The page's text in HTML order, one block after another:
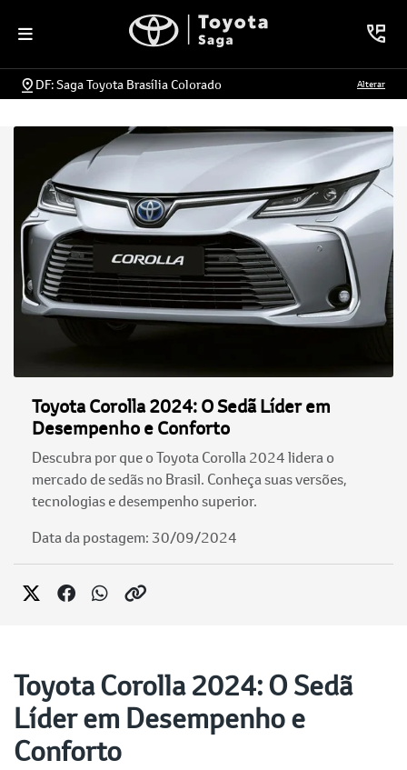
DF: Saga Toyota Brasília Colorado Alterar
Toyota Corolla 2024: O Sedã Líder em
Desempenho e Conforto
Descubra por que o Toyota Corolla 2024 lidera o
mercado de sedãs no Brasil. Conheça suas versões,
tecnologias e desempenho superior.
Data da postagem: 30/09/2024
Toyota Corolla 2024: O Sedã
Líder em Desempenho e
Conforto